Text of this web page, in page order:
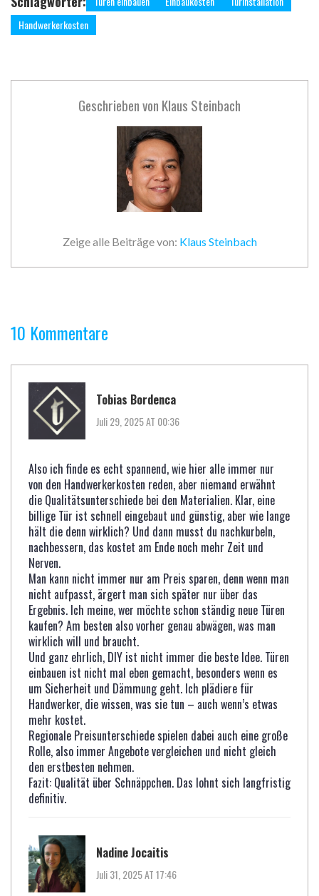
Handwerkerkosten
Geschrieben von Klaus Steinbach
Zeige alle Beiträge von: Klaus Steinbach
10 Kommentare
Tobias Bordenca
Juli 29, 2025 AT 00:36
Also ich finde es echt spannend, wie hier alle immer nur
von den Handwerkerkosten reden, aber niemand erwähnt
die Qualitätsunterschiede bei den Materialien. Klar, eine
billige Tür ist schnell eingebaut und günstig, aber wie lange
hält die denn wirklich? Und dann musst du nachkurbeln,
nachbessern, das kostet am Ende noch mehr Zeit und
Nerven.
Man kann nicht immer nur am Preis sparen, denn wenn man
nicht aufpasst, ärgert man sich später nur über das
Ergebnis. Ich meine, wer möchte schon ständig neue Türen
kaufen? Am besten also vorher genau abwägen, was man
wirklich will und braucht.
Und ganz ehrlich, DIY ist nicht immer die beste Idee. Türen
einbauen ist nicht mal eben gemacht, besonders wenn es
um Sicherheit und Dämmung geht. Ich plädiere für
Handwerker, die wissen, was sie tun – auch wenn’s etwas
mehr kostet.
Regionale Preisunterschiede spielen dabei auch eine große
Rolle, also immer Angebote vergleichen und nicht gleich
den erstbesten nehmen.
Fazit: Qualität über Schnäppchen. Das lohnt sich langfristig
definitiv.
Nadine Jocaitis
Juli 31, 2025 AT 17:46